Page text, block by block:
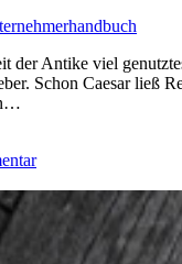
der Antike viel
Schon Caesar ließ